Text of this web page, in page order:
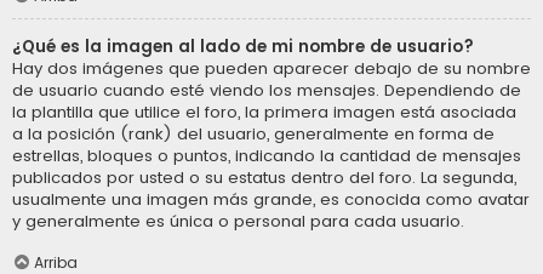
¿Qué es la imagen al lado de mi nombre de usuario?
Hay dos imágenes que pueden aparecer debajo de su nombre
de usuario cuando esté viendo los mensajes. Dependiendo de
la plantilla que utilice el foro, la primera imagen está asociada
a la posición (rank) del usuario, generalmente en forma de
estrellas, bloques o puntos, indicando la cantidad de mensajes
publicados por usted o su estatus dentro del foro. La segunda,
usualmente una imagen más grande, es conocida como avatar
y generalmente es única o personal para cada usuario.
Arriba